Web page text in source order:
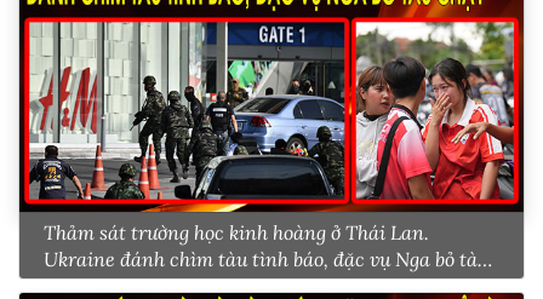
Thảm sát trường học kinh hoàng ở Thái Lan.
Ukraine đánh chìm tàu tình báo, đặc vụ Nga bỏ tàu
chạy